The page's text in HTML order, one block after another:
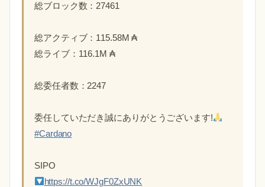
総ブロック数：27461
総アクティブ：115.58M ₳
総ライブ：116.1M ₳
総委任者数：2247
委任していただき誠にありがとうございます!
#Cardano
SIPO
https://t.co/WJgF0ZxUNK